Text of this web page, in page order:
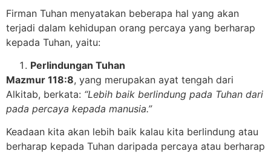
Firman Tuhan menyatakan beberapa hal yang akan
terjadi dalam kehidupan orang percaya yang berharap
kepada Tuhan, yaitu:
Perlindungan Tuhan
Mazmur 118:8, yang merupakan ayat tengah dari
Alkitab, berkata: “Lebih baik berlindung pada Tuhan dari
pada percaya kepada manusia.”
Keadaan kita akan lebih baik kalau kita berlindung atau
berharap kepada Tuhan daripada percaya atau berharap